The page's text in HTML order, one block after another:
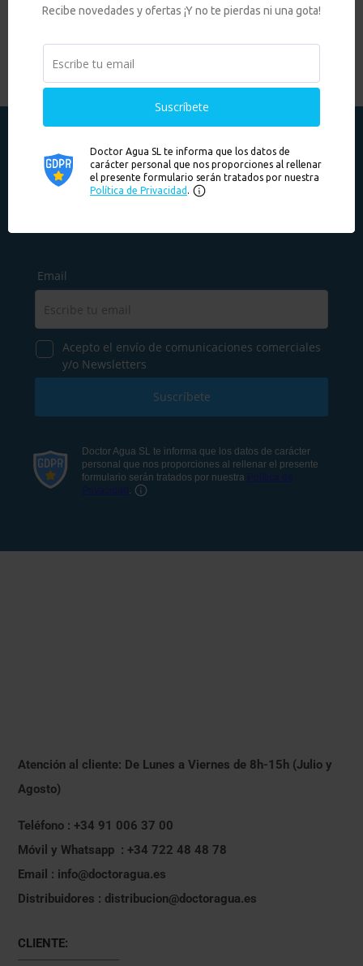
llamamos.
¡Suscríbete a nuestra newsletter!
Atención al cliente: De Lunes a Viernes de 8h-15h (Julio y
Agosto)
Teléfono : +34 91 006 37 00
Móvil y Whatsapp : +34 722 48 48 78
Email : info@doctoragua.es
Distribuidores : distribucion@doctoragua.es
CLIENTE: